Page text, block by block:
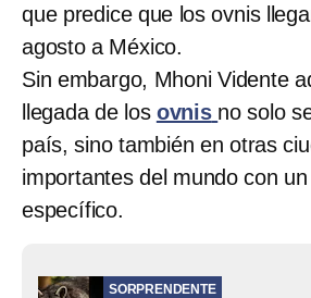
que predice que los ovnis
agosto a México.
Sin embargo, Mhoni Vidente
llegada de los ovnis no solo
país, sino también en otras
importantes del mundo con
específico.
SORPRENDENTE